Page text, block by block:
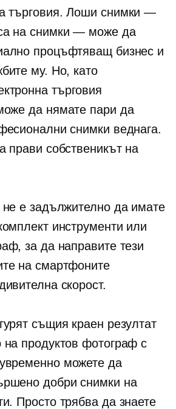
търговия. Лоши снимки —
на снимки — може да
процъфтяващ бизнес и
му. Но, като
търговия
да нямате пари да
снимки веднага.
прави собственикът на
е задължително да имате
инструменти или
за да направите тези
на смартфоните
скорост.
същия краен резултат
на продуктов фотограф с
можете да
добри снимки на
Просто трябва да знаете